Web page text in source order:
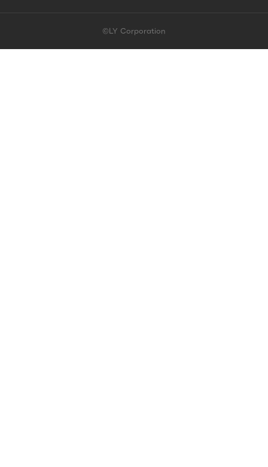
©LY Corporation
このコンテンツは掲載が終了しました | LINE占い